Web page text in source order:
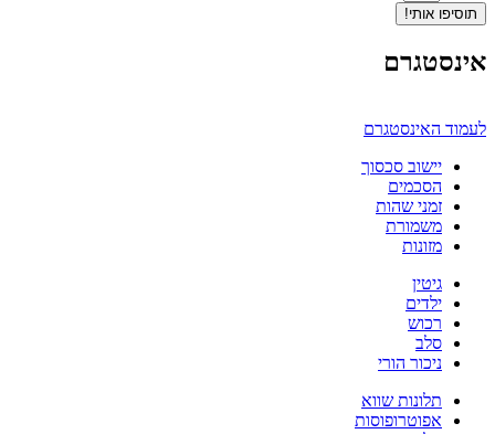
תוסיפו אותי!
אינסטגרם
לעמוד האינסטגרם
יישוב סכסוך
הסכמים
זמני שהות
משמורת
מזונות
גיטין
ילדים
רכוש
סלב
ניכור הורי
תלונות שווא
אפוטרופוסות